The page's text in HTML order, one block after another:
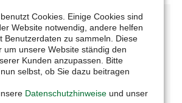
Cookies. Einige Cookies sind
Website notwendig, andere helfen
Benutzerdaten zu sammeln. Diese
um unsere Website ständig den
Kunden anzupassen. Bitte
selbst, ob Sie dazu beitragen
Datenschutzhinweise und unser